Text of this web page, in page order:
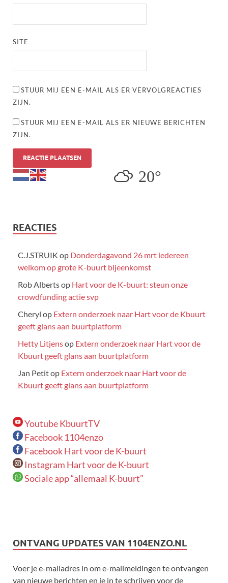
SITE
STUUR MIJ EEN E-MAIL ALS ER VERVOLGREACTIES
ZIJN.
STUUR MIJ EEN E-MAIL ALS ER NIEUWE BERICHTEN
ZIJN.
20°
REACTIES
C.J.STRUIK op Donderdagavond 26 mrt iedereen
welkom op grote K-buurt bijeenkomst
Rob Albertsop Hart voor de K-buurt: steun onze
crowdfunding actie svp
Cheryl op Extern onderzoek naar Hart voor de Kbuurt
geeft glans aan buurtplatform
Hetty Litjensop Extern onderzoek naar Hart voor de
Kbuurt geeft glans aan buurtplatform
Jan Petitop Extern onderzoek naar Hart voor de
Kbuurt geeft glans aan buurtplatform
Youtube KbuurtTV
Facebook 1104enzo
Facebook Hart voor de K-buurt
Instagram Hart voor de K-buurt
Sociale app “allemaal K-buurt”
ONTVANG UPDATES VAN 1104ENZO.NL
Voer je e-mailadres in om e-mailmeldingen te ontvangen
van nieuwe berichten en je in te schrijven voor de